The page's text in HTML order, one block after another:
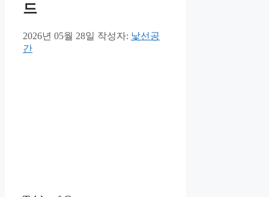
드
2026년 05월 28일 작성자: 낯선공
간